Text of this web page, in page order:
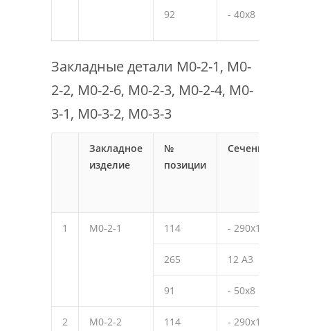
92 - 40х8
Закладные детали М0-2-1, М0-
2-2, М0-2-6, М0-2-3, М0-2-4, М0-
3-1, М0-3-2, М0-3-3
Закладное
изделие
№
позиции
Сечение
1 М0-2-1 114 - 290х10
265 12 А3
91 - 50х8
2
М0-2-2
114 - 290х10